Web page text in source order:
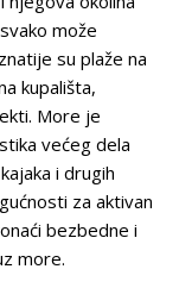
može
su plaže na
kupališta,
More je
većeg dela
i drugih
za aktivan
bezbedne i
more.